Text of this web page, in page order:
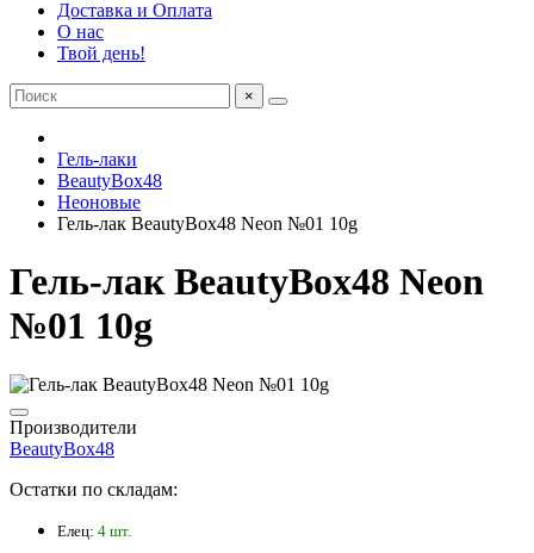
Доставка и Оплата
О нас
Твой день!
×
Гель-лаки
BeautyBox48
Неоновые
Гель-лак BeautyBox48 Neon №01 10g
Гель-лак BeautyBox48 Neon
№01 10g
Производители
BeautyBox48
Остатки по складам:
Елец: 4 шт.